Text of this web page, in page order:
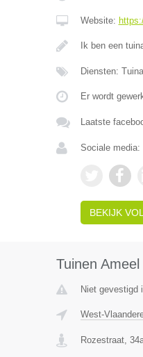
Website:
Ik ben een
Diensten:
Er wordt
Laatste
Sociale media:
BEKIJK
Tuinen Ameel
Niet gevestigd
West-
Rozestraat,